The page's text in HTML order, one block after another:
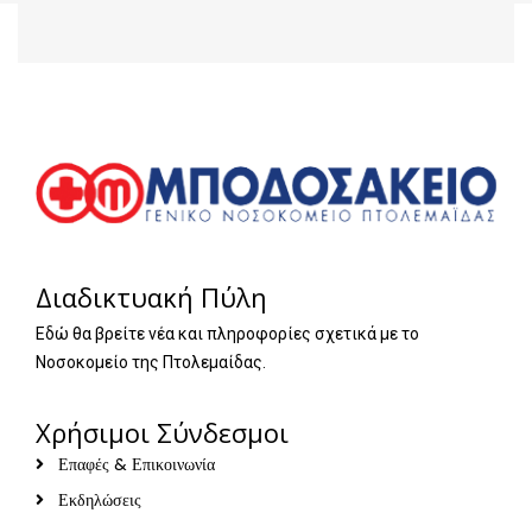
Διαδικτυακή Πύλη
Εδώ θα βρείτε νέα και πληροφορίες σχετικά με το
Νοσοκομείο της Πτολεμαίδας.
Χρήσιμοι Σύνδεσμοι
Επαφές & Επικοινωνία
Εκδηλώσεις